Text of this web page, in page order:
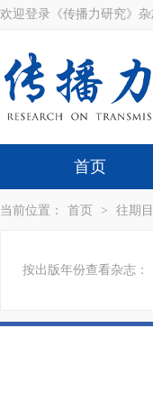
欢迎登录《传播力研究》杂
首页
当前位置： 首页 > 往期
按出版年份查看杂志：